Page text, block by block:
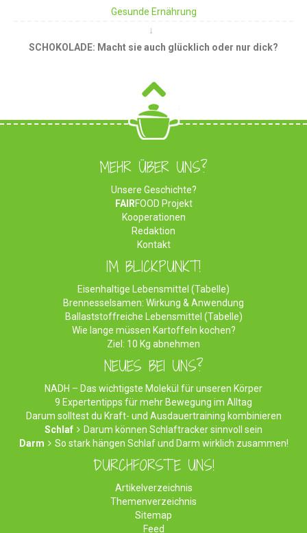
Gesunde Ernährung
SCHOKOLADE: Macht sie auch glücklich oder nur dick?
MEHR ÜBER UNS?
Unsere Geschichte?
FAIRFOOD Projekt
Kooperationen
Redaktion
Kontakt
IM BLICKPUNKT!
Eisenhaltige Lebensmittel (Tabelle)
Brennesselsamen: Wirkung & Anwendung
Ballaststoffreiche Lebensmittel (Tabelle)
Wie lange müssen Kartoffeln kochen?
Ziel: 10 Kg abnehmen
NEUES BEI UNS?
NADH – Das wichtigste Molekül für unseren Körper
9 Expertentipps für mehr Bewegung im Alltag
Darum solltest du Kraft- und Ausdauertraining kombinieren
Schlaf
Darum können Schlaftracker sinnvoll sein
Darm
So stark hängen Schlaf und Darm wirklich zusammen!
DURCHFORSTE UNS!
Artikelverzeichnis
Themenverzeichnis
Sitemap
Feed